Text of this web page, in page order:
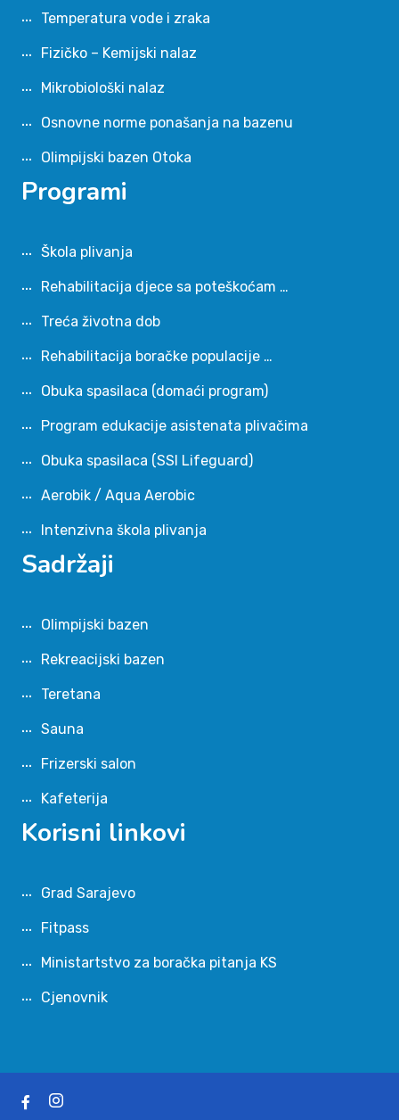
Temperatura vode i zraka
Fizičko – Kemijski nalaz
Mikrobiološki nalaz
Osnovne norme ponašanja na bazenu
Olimpijski bazen Otoka
Programi
Škola plivanja
Rehabilitacija djece sa poteškoćam …
Treća životna dob
Rehabilitacija boračke populacije …
Obuka spasilaca (domaći program)
Program edukacije asistenata plivačima
Obuka spasilaca (SSI Lifeguard)
Aerobik / Aqua Aerobic
Intenzivna škola plivanja
Sadržaji
Olimpijski bazen
Rekreacijski bazen
Teretana
Sauna
Frizerski salon
Kafeterija
Korisni linkovi
Grad Sarajevo
Fitpass
Ministartstvo za boračka pitanja KS
Cjenovnik